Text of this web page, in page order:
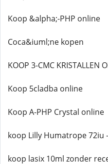
Koop &alpha;-PHP online
Coca&iuml;ne kopen
KOOP 3-CMC KRISTALLEN
Koop 5cladba online
Koop A-PHP Crystal online
koop Lilly Humatrope 72iu
koop lasix 10ml zonder